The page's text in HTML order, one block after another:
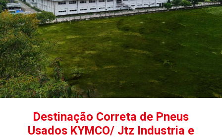
Destinação Correta de Pneus
Usados KYMCO/ Jtz Industria e